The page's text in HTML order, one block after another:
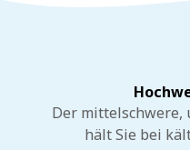
Der mittelschwere,
hält Sie bei